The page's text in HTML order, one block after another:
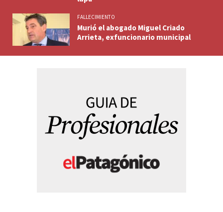
FALLECIMIENTO
Murió el abogado Miguel Criado
Arrieta, exfuncionario municipal